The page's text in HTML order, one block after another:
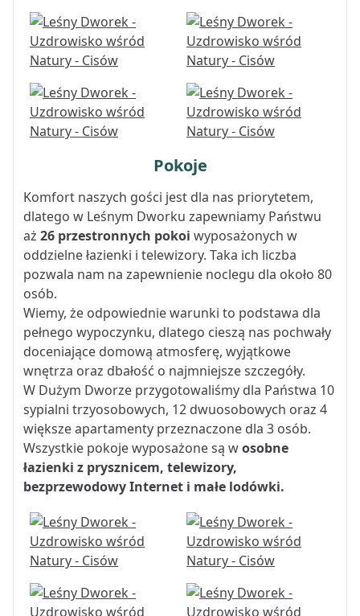
Pokoje
Komfort naszych gości jest dla nas priorytetem,
dlatego w Leśnym Dworku zapewniamy Państwu
aż 26 przestronnych pokoi wyposażonych w
oddzielne łazienki i telewizory. Taka ich liczba
pozwala nam na zapewnienie noclegu dla około 80
osób.
Wiemy, że odpowiednie warunki to podstawa dla
pełnego wypoczynku, dlatego cieszą nas pochwały
doceniające domową atmosferę, wyjątkowe
wnętrza oraz dbałość o najmniejsze szczegóły.
W Dużym Dworze przygotowaliśmy dla Państwa 10
sypialni trzyosobowych, 12 dwuosobowych oraz 4
większe apartamenty przeznaczone dla 3 osób.
Wszystkie pokoje wyposażone są wosobne
łazienki z prysznicem, telewizory,
bezprzewodowy Internet i małe lodówki.